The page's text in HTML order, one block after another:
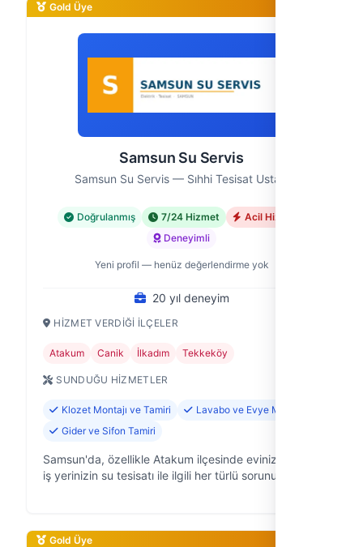
Gold Üye
Samsun Su Servis
Samsun Su Servis — Sıhhi Tesisat Ustası
Doğrulanmış 7/24 Hizmet
Acil Hizmet
Deneyimli
Yeni profil — henüz değerlendirme yok
20 yıl deneyim
HIZMET VERDIĞI İLÇELER
Atakum Canik İlkadım Tekkeköy
SUNDUĞU HIZMETLER
Klozet Montajı ve Tamiri
Lavabo ve Evye Montajı
Gider ve Sifon Tamiri
Samsun'da, özellikle Atakum ilçesinde evinizin veya
iş yerinizin su tesisatı ile ilgili her türlü sorunu
Gold Üye